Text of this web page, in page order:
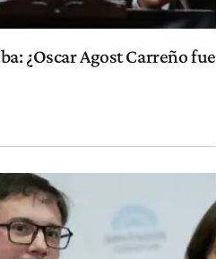
¿Oscar Agost Carreño fue